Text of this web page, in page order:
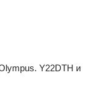
Y22DTH и